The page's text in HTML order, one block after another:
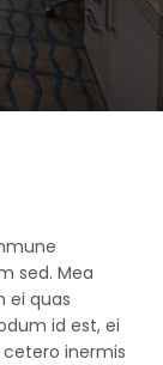
sed. Mea
ei quas
id est, ei
inermis